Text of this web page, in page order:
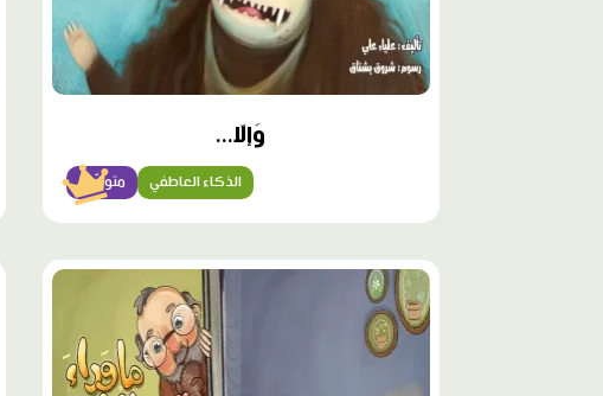
وَإلّا...
متوسّط الذكاء العاطفي
محتوى
مميّز